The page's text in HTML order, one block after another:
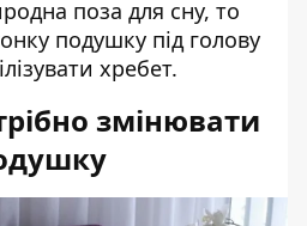
поза для сну, то
подушку під голову
хребет.
змінювати